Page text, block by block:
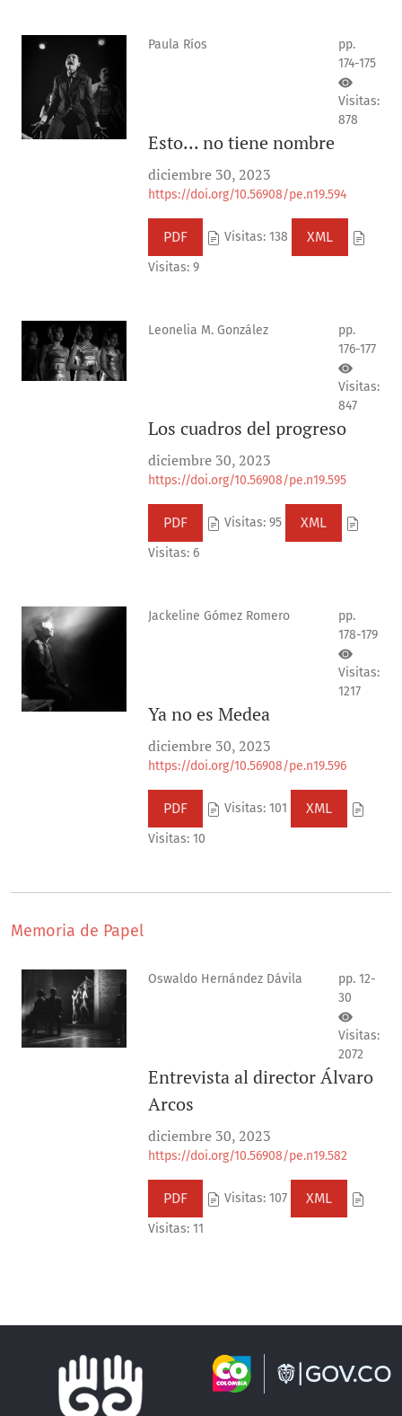
Paula Ríos
pp.
174-175
Visitas:
878
Esto... no tiene nombre
diciembre 30, 2023
https://doi.org/10.56908/pe.n19.594
PDF Visitas: 138 XML
Visitas: 9
Leonelia M. González
pp.
176-177
Visitas:
847
Los cuadros del progreso
diciembre 30, 2023
https://doi.org/10.56908/pe.n19.595
PDF Visitas: 95 XML
Visitas: 6
Jackeline Gómez Romero
pp.
178-179
Visitas:
1217
Ya no es Medea
diciembre 30, 2023
https://doi.org/10.56908/pe.n19.596
PDF Visitas: 101 XML
Visitas: 10
Memoria de Papel
Oswaldo Hernández Dávila
pp. 12-
30
Visitas:
2072
Entrevista al director Álvaro
Arcos
diciembre 30, 2023
https://doi.org/10.56908/pe.n19.582
PDF Visitas: 107 XML
Visitas: 11